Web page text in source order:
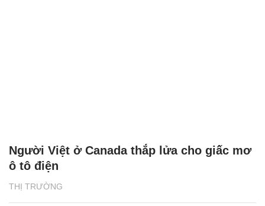
THỊ TRƯỜNG
Người Việt ở Canada thắp lửa cho giấc mơ
ô tô điện